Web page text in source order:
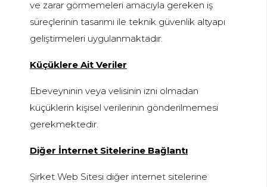
ve zarar görmemeleri amacıyla gereken iş
süreçlerinin tasarımı ile teknik güvenlik altyapı
geliştirmeleri uygulanmaktadır.
Küçüklere Ait Veriler
Ebeveyninin veya velisinin izni olmadan
küçüklerin kişisel verilerinin gönderilmemesi
gerekmektedir.
Diğer İnternet Sitelerine Bağlantı
Şirket Web Sitesi diğer internet sitelerine